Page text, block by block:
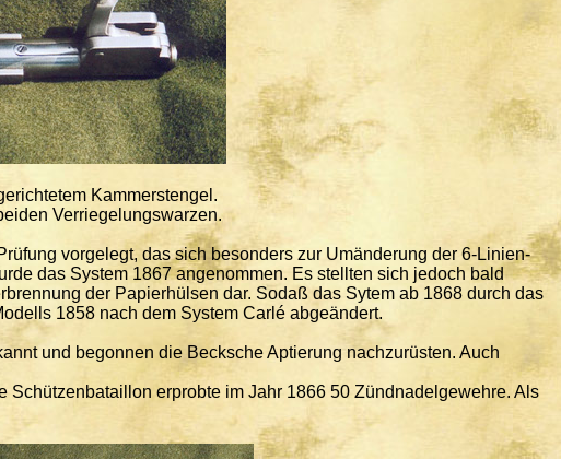
Kammerstengel.
Verriegelungswarzen.
vorgelegt, das sich besonders zur Umänderung der 6-Linien-
das System 1867 angenommen. Es stellten sich jedoch bald
der Papierhülsen dar. Sodaß das Sytem ab 1868 durch das
1858 nach dem System Carlé abgeändert.
und begonnen die Becksche Aptierung nachzurüsten. Auch
erprobte im Jahr 1866 50 Zündnadelgewehre. Als